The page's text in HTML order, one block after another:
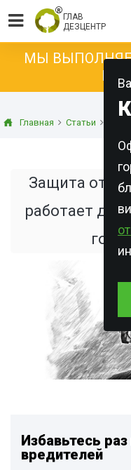
ГЛАВ
ДЕЗЦЕНТР
МЫ
Главная Статьи
Защита от
работает
Избавьтесь
вредителей